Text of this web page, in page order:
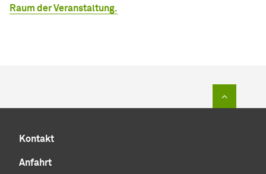
Raum der Veranstaltung.
Kontakt
Anfahrt